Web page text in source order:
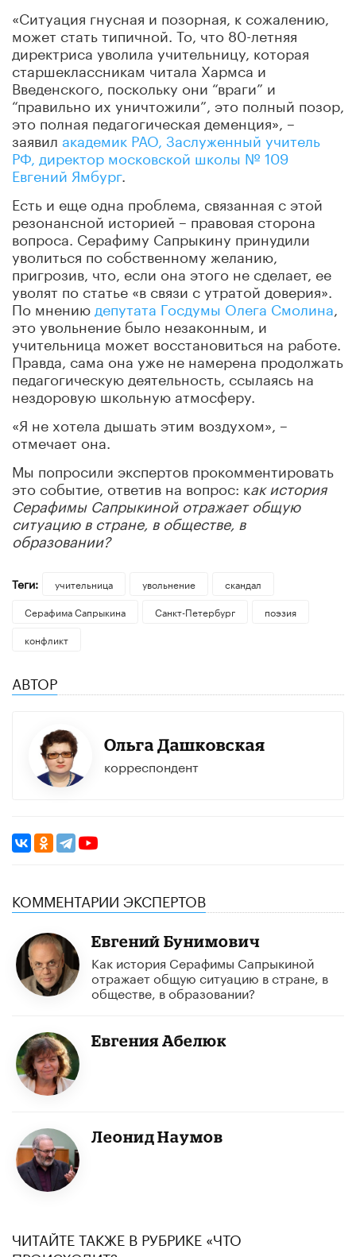
«Ситуация гнусная и позорная, к сожалению,
может стать типичной. То, что 80-летняя
директриса уволила учительницу, которая
старшеклассникам читала Хармса и
Введенского, поскольку они “враги” и
“правильно их уничтожили”, это полный позор,
это полная педагогическая деменция», –
заявил академик РАО, Заслуженный учитель
РФ, директор московской школы № 109
Евгений Ямбург.
Есть и еще одна проблема, связанная с этой
резонансной историей – правовая сторона
вопроса. Серафиму Сапрыкину принудили
уволиться по собственному желанию,
пригрозив, что, если она этого не сделает, ее
уволят по статье «в связи с утратой доверия».
По мнению депутата Госдумы Олега Смолина
это увольнение было незаконным, и
учительница может восстановиться на работе.
Правда, сама она уже не намерена продолжать
педагогическую деятельность, ссылаясь на
нездоровую школьную атмосферу.
«Я не хотела дышать этим воздухом», –
отмечает она.
Мы попросили экспертов прокомментировать
это событие, ответив на вопрос: как история
Серафимы Сапрыкиной отражает общую
ситуацию в стране, в обществе, в
образовании?
Теги: учительница увольнение
скандал
Серафима Сапрыкина
Санкт-Петербург
поэзия
конфликт
АВТОР
Ольга Дашковская
корреспондент
КОММЕНТАРИИ ЭКСПЕРТОВ
Евгений Бунимович
Как история Серафимы Сапрыкиной
отражает общую ситуацию в стране, в
обществе, в образовании?
Евгения Абелюк
Леонид Наумов
ЧИТАЙТЕ ТАКЖЕ В РУБРИКЕ «ЧТО